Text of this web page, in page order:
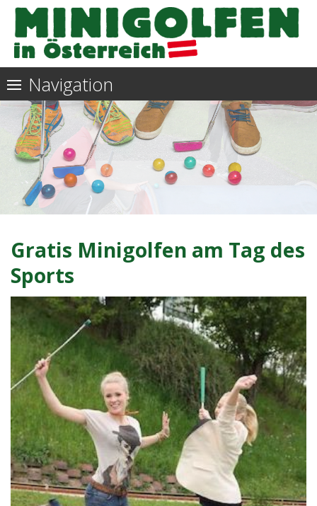
Barrierefreie
Bedienung
der
Webseite
Navigation
Gratis Minigolfen am Tag des
Sports